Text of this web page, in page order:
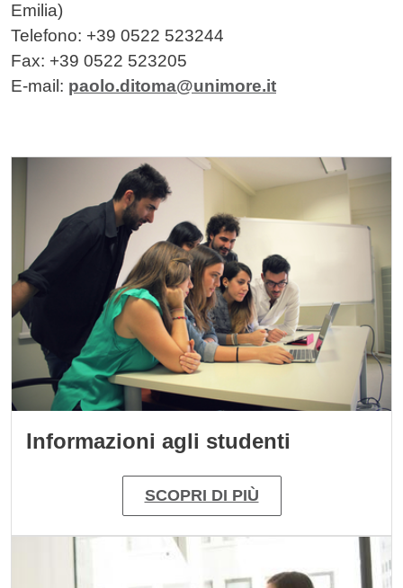
Emilia)
Telefono: +39 0522 523244
Fax: +39 0522 523205
E-mail: paolo.ditoma@unimore.it
Informazioni agli studenti
SCOPRI DI PIÙ
Immagine